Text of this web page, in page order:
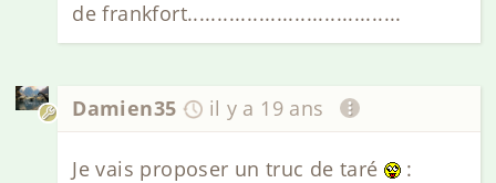
de frankfort....................................
Damien35 il y a 19 ans
Je vais proposer un truc de taré
: